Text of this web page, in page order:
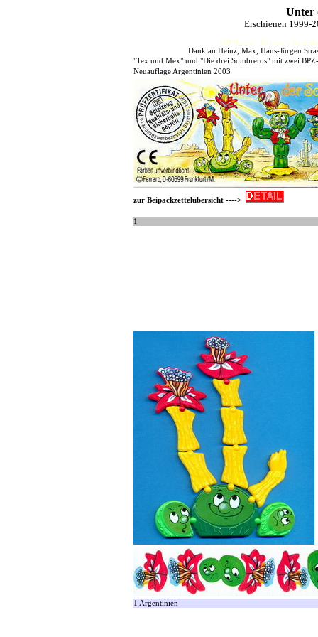
Unter
Erschienen 1999-
HJFHenze - Helmut´s
Dank an Heinz, Max, Hans-Jürgen
"Tex und Mex" und "Die drei Sombreros" mit zwei
Neuauflage Argentinien 2003
zur Beipackzettelübersicht ---->
1
1 Argentinien